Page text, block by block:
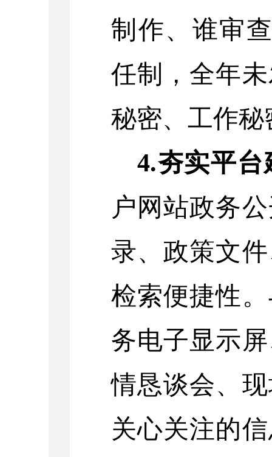
制作、谁审
任制，全年
秘密、工作
4.夯实平台
户网站政务
录、政策文
检索便捷性。
务电子显示
情恳谈会、
关心关注的